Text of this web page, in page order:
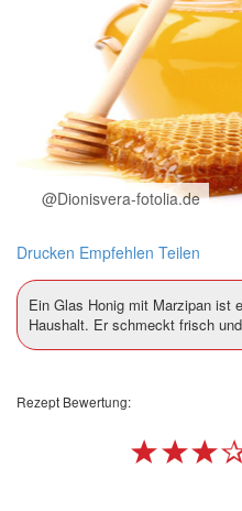
@Dionisvera-fotolia.de
Drucken Empfehlen Teilen
Ein Glas Honig mit Marzipan ist
Haushalt. Er schmeckt frisch
Rezept Bewertung: